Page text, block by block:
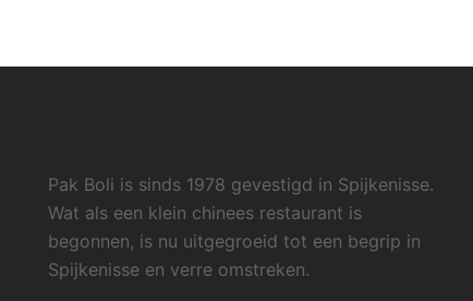
Pak Boli is sinds 1978 gevestigd in Spijkenisse.
Wat als een klein chinees restaurant is
begonnen, is nu uitgegroeid tot een begrip in
Spijkenisse en verre omstreken.